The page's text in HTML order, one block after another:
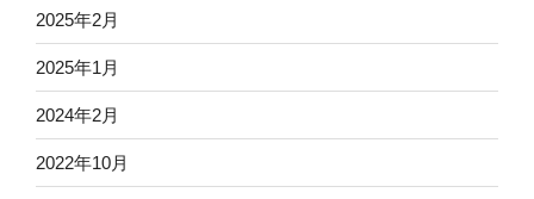
2025年2月
2025年1月
2024年2月
2022年10月